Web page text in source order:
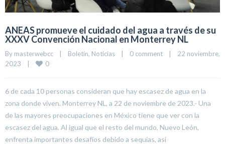
ANEAS promueve el cuidado del agua a través de su
XXXV Convención Nacional en Monterrey NL
By masterwebcc | Boletín, Noticias | 0 comment |
22 noviembre,
2023
| 0
6 de cada 10 personas consideran que hay escasez de agua en la
zona donde viven. Monterrey NL, a 22 de noviembre de 2023.- Una
de las mayores preocupaciones en México tiene que ver con la
escasez del agua. Al igual que el resto del mundo, Nuevo León,
enfrenta importantes desafíos debido a sequías, así